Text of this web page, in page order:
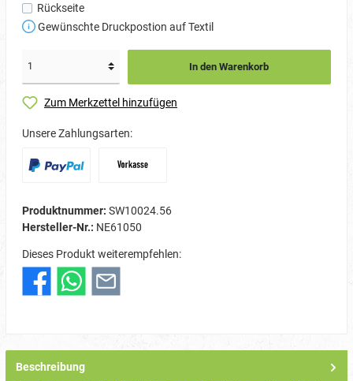
Rückseite
Gewünschte Druckpostion auf Textil
In den Warenkorb
Zum Merkzettel hinzufügen
Unsere Zahlungsarten:
Produktnummer: SW10024.56
Hersteller-Nr.: NE61050
Dieses Produkt weiterempfehlen:
Beschreibung